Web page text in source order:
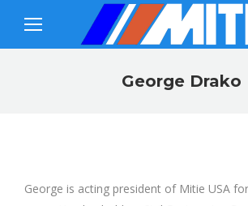
George Drako
George is acting president of Mitie USA